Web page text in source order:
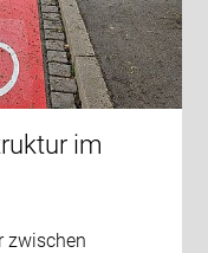
im
zwischen